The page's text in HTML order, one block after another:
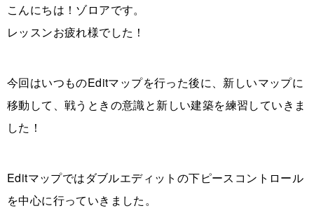
こんにちは！ゾロアです。
レッスンお疲れ様でした！
今回はいつものEditマップを行った後に、新しいマップに
移動して、戦うときの意識と新しい建築を練習していきま
した！
Editマップではダブルエディットの下ピースコントロール
を中心に行っていきました。